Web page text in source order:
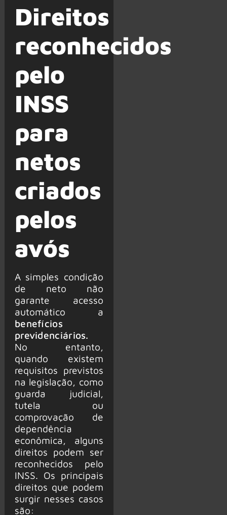
Direitos
reconhecidos
pelo
INSS
para
netos
criados
pelos
avós
A simples condição
de neto não
garante acesso
automático a
benefícios
previdenciários.
No entanto,
quando existem
requisitos previstos
na legislação, como
guarda judicial,
tutela ou
comprovação de
dependência
econômica, alguns
direitos podem ser
reconhecidos pelo
INSS. Os principais
direitos que podem
surgir nesses casos
são: